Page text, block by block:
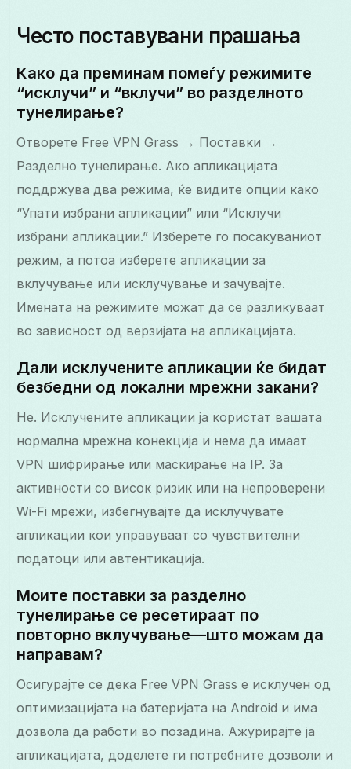
Често поставувани прашања
Како да преминам помеѓу режимите
“исклучи” и “вклучи” во разделното
тунелирање?
Отворете Free VPN Grass → Поставки →
Разделно тунелирање. Ако апликацијата
поддржува два режима, ќе видите опции како
“Упати избрани апликации” или “Исклучи
избрани апликации.” Изберете го посакуваниот
режим, а потоа изберете апликации за
вклучување или исклучување и зачувајте.
Имената на режимите можат да се разликуваат
во зависност од верзијата на апликацијата.
Дали исклучените апликации ќе бидат
безбедни од локални мрежни закани?
Не. Исклучените апликации ја користат вашата
нормална мрежна конекција и нема да имаат
VPN шифрирање или маскирање на IP. За
активности со висок ризик или на непроверени
Wi-Fi мрежи, избегнувајте да исклучувате
апликации кои управуваат со чувствителни
податоци или автентикација.
Моите поставки за разделно
тунелирање се ресетираат по
повторно вклучување—што можам да
направам?
Осигурајте се дека Free VPN Grass е исклучен од
оптимизацијата на батеријата на Android и има
дозвола да работи во позадина. Ажурирајте ја
апликацијата, доделете ги потребните дозволи и